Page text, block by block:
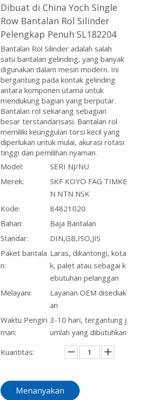
Dibuat di China Yoch Single
Row Bantalan Rol Silinder
Pelengkap Penuh SL182204
Bantalan Rol Silinder adalah salah
satu bantalan gelinding, yang banyak
digunakan dalam mesin modern. Ini
bergantung pada kontak gelinding
antara komponen utama untuk
mendukung bagian yang berputar.
Bantalan rol sekarang sebagian
besar terstandarisasi. Bantalan rol
memiliki keunggulan torsi kecil yang
diperlukan untuk mulai, akurasi rotasi
tinggi dan pemilihan nyaman.
Model:
SERI NJ/NU
Merek:
SKF KOYO FAG TIMKE
N NTN NSK
Kode:
84821020
Bahan:
Baja Bantalan
Standar:
DIN,GB,ISO,JIS
Paket bantala
n:
Laras, dikantongi, kota
k, palet atau sebagai k
ebutuhan pelanggan
Melayani:
Layanan OEM disediak
an
Waktu Pengiri
man:
3-10 hari, tergantung j
umlah yang dibutuhkan
Kuantitas:
Menanyakan